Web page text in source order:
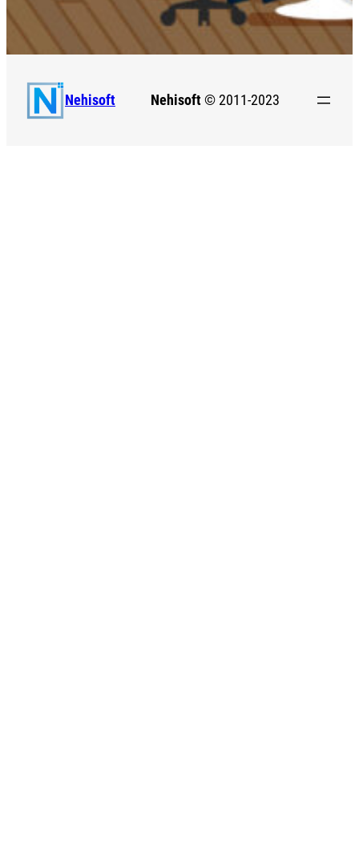
Nehisoft Nehisoft© 2011-2023